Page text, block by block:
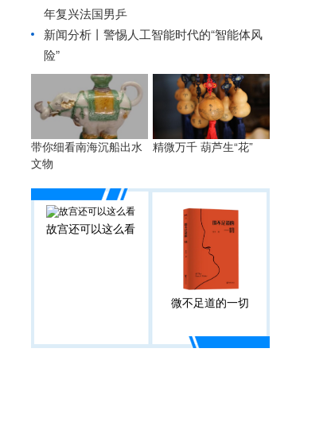
年复兴法国男乒
新闻分析丨警惕人工智能时代的“智能体风
险”
带你细看南海沉船出水
文物
精微万千 葫芦生“花”
故宫还可以这么看
微不足道的一切